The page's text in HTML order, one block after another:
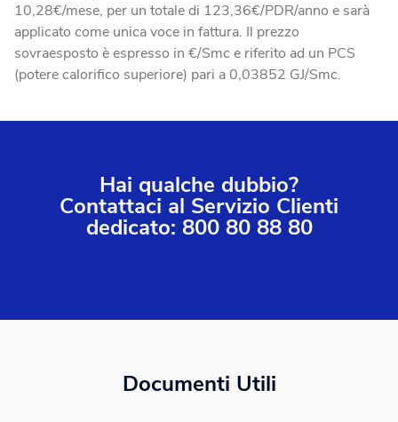
10,28€/mese, per un totale di 123,36€/PDR/anno e sarà
applicato come unica voce in fattura. Il prezzo
sovraesposto è espresso in €/Smc e riferito ad un PCS
(potere calorifico superiore) pari a 0,03852 GJ/Smc.
Hai qualche dubbio?
Contattaci al Servizio Clienti
dedicato: 800 80 88 80
Documenti Utili